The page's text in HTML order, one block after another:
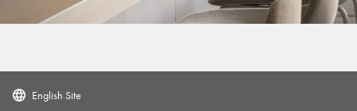
English Site